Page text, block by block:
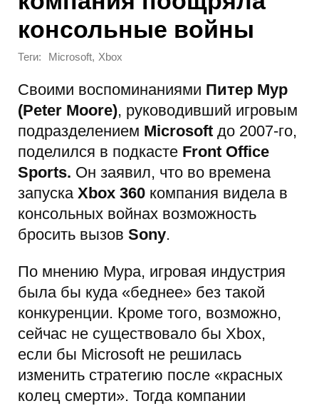
консольные войны
Теги: Microsoft, Xbox
Своими воспоминаниями Питер Мур
(Peter Moore), руководивший игровым
подразделением Microsoft до 2007-го,
поделился в подкасте Front Office
Sports. Он заявил, что во времена
запуска Xbox 360 компания видела в
консольных войнах возможность
бросить вызов Sony.
По мнению Мура, игровая индустрия
была бы куда «беднее» без такой
конкуренции. Кроме того, возможно,
сейчас не существовало бы Xbox,
если бы Microsoft не решилась
изменить стратегию после «красных
колец смерти». Тогда компании